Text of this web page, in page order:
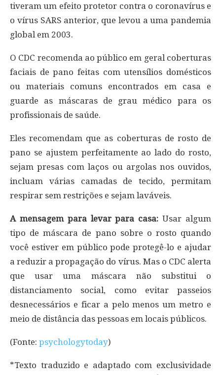
tiveram um efeito protetor contra o coronavírus e
o vírus SARS anterior, que levou a uma pandemia
global em 2003.
O CDC recomenda ao público em geral coberturas
faciais de pano feitas com utensílios domésticos
ou materiais comuns encontrados em casa e
guarde as máscaras de grau médico para os
profissionais de saúde.
Eles recomendam que as coberturas de rosto de
pano se ajustem perfeitamente ao lado do rosto,
sejam presas com laços ou argolas nos ouvidos,
incluam várias camadas de tecido, permitam
respirar sem restrições e sejam laváveis.
A mensagem para levar para casa: Usar algum
tipo de máscara de pano sobre o rosto quando
você estiver em público pode protegê-lo e ajudar
a reduzir a propagação do vírus. Mas o CDC alerta
que usar uma máscara não substitui o
distanciamento social, como evitar passeios
desnecessários e ficar a pelo menos um metro e
meio de distância das pessoas em locais públicos.
(Fonte: psychologytoday)
*Texto traduzido e adaptado com exclusividade